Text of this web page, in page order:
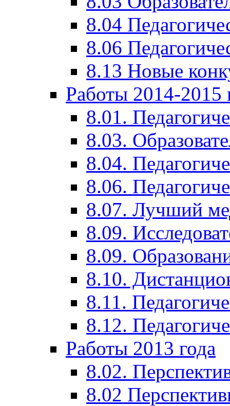
8.04
8.06
8.13 Новые
Работы 2014-2015
8.01.
8.03.
8.04.
8.06.
8.07. Лучший
8.09.
8.09.
8.10.
8.11.
8.12.
Работы 2013 года
8.02.
8.02